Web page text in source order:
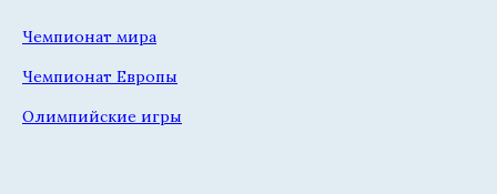
Чемпионат мира
Чемпионат Европы
Олимпийские игры